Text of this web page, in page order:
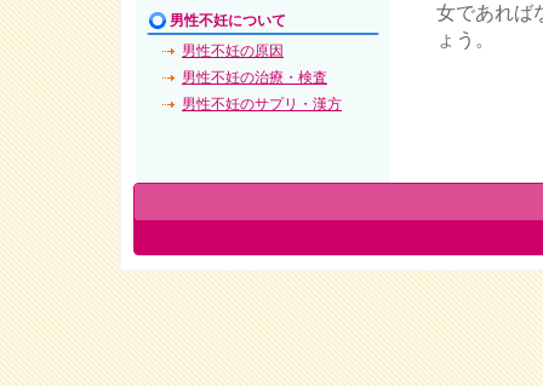
女であれば
ょう。
男性不妊について
男性不妊の原因
男性不妊の治療・検査
男性不妊のサプリ・漢方